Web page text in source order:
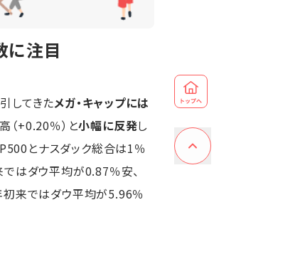
に注目
してきたメガ・キャップには
（+0.20％）と小幅に反発し
とナスダック総合は1％
ではダウ平均が0.87％安、
初来ではダウ平均が5.96％